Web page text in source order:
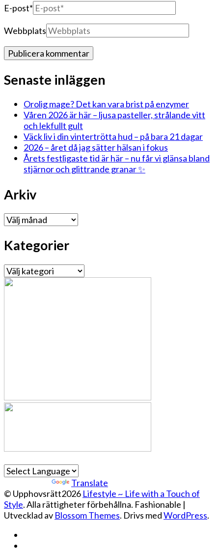
E-post*
Webbplats
Senaste inläggen
Orolig mage? Det kan vara brist på enzymer
Våren 2026 är här – ljusa pasteller, strålande vitt
och lekfullt gult
Väck liv i din vintertrötta hud – på bara 21 dagar
2026 – året då jag sätter hälsan i fokus
Årets festligaste tid är här – nu får vi glänsa bland
stjärnor och glittrande granar ✨
Arkiv
Arkiv
Kategorier
Kategorier
Translate
© Upphovsrätt2026 Lifestyle ~ Life with a Touch of
Style. Alla rättigheter förbehållna. Fashionable |
Utvecklad av Blossom Themes. Drivs medWordPress.